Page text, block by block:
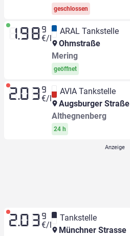
geschlossen
1.98 9
€/l
ARAL Tankstelle
Ohmstraße
Mering
geöffnet
2.03 9
€/l
AVIA Tankstelle
Augsburger Straße
Althegnenberg
24 h
2.03 9
€/l
Tankstelle
Münchner Strasse